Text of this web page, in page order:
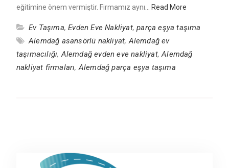
eğitimine önem vermiştir. Firmamız aynı… Read More
Ev Taşıma,Evden Eve Nakliyat,parça eşya taşıma
Alemdağ asansörlü nakliyat,Alemdağ ev
taşımacılığı,Alemdağ evden eve nakliyat,Alemdağ
nakliyat firmaları,Alemdağ parça eşya taşıma